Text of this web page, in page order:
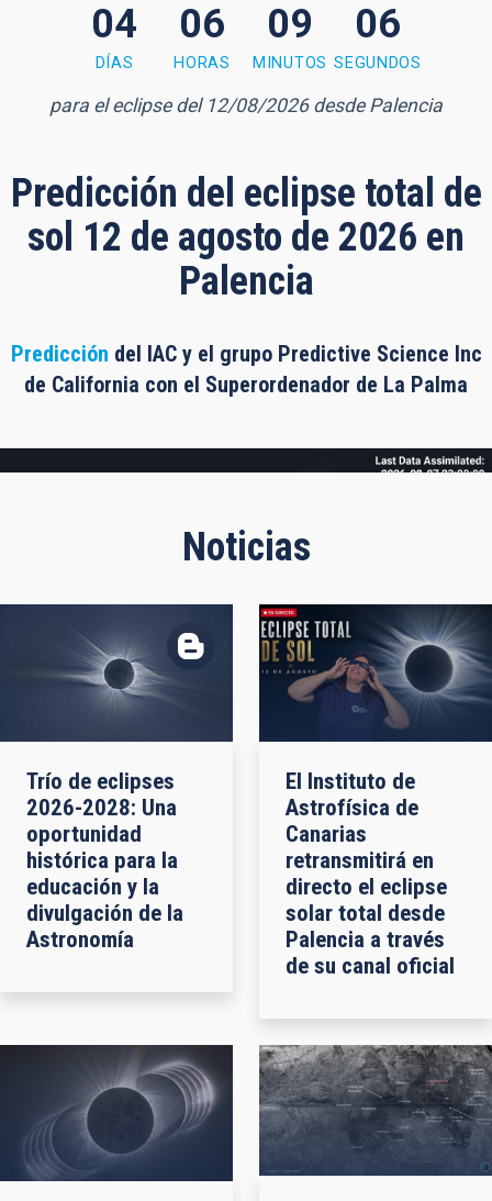
4 seconds
04
DÍAS
06
HORAS
09
MINUTOS
06
SEGUNDOS
para el eclipse del 12/08/2026 desde Palencia
Predicción del eclipse total de
sol 12 de agosto de 2026 en
Palencia
Predicción del IAC y el grupo Predictive Science Inc
de California con el Superordenador de La Palma
Noticias
Trío de eclipses
2026-2028: Una
oportunidad
histórica para la
educación y la
divulgación de la
Astronomía
El Instituto de
Astrofísica de
Canarias
retransmitirá en
directo el eclipse
solar total desde
Palencia a través
de su canal oficial